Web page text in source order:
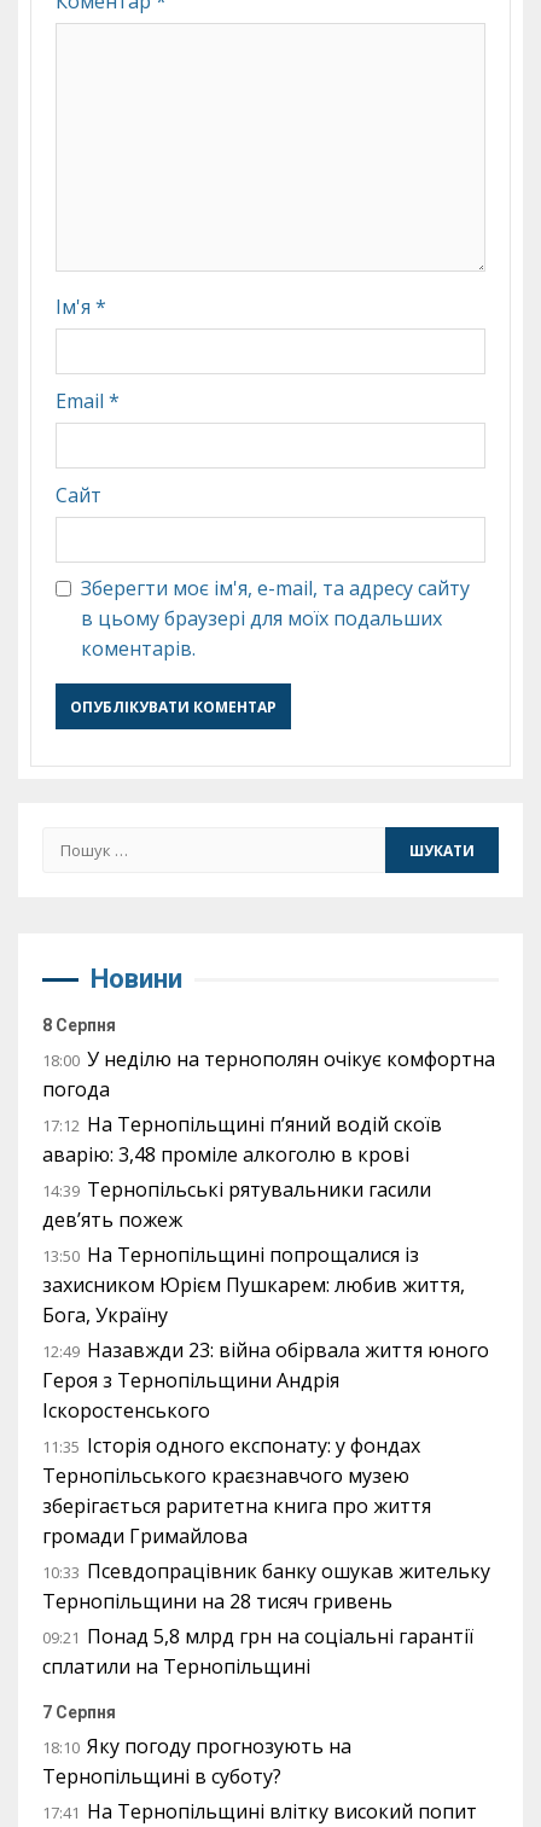
Ім'я *
Email *
Сайт
Зберегти моє ім'я, e-mail, та адресу сайту
в цьому браузері для моїх подальших
коментарів.
Пошук:
Новини
8 Серпня
18:00 У неділю на тернополян очікує комфортна
погода
17:12 На Тернопільщині п’яний водій скоїв
аварію: 3,48 проміле алкоголю в крові
14:39 Тернопільські рятувальники гасили
дев’ять пожеж
13:50 На Тернопільщині попрощалися із
захисником Юрієм Пушкарем: любив життя,
Бога, Україну
12:49 Назавжди 23: війна обірвала життя юного
Героя з Тернопільщини Андрія
Іскоростенського
11:35 Історія одного експонату: у фондах
Тернопільського краєзнавчого музею
зберігається раритетна книга про життя
громади Гримайлова
10:33 Псевдопрацівник банку ошукав жительку
Тернопільщини на 28 тисяч гривень
09:21 Понад 5,8 млрд грн на соціальні гарантії
сплатили на Тернопільщині
7 Серпня
18:10 Яку погоду прогнозують на
Тернопільщині в суботу?
17:41 На Тернопільщині влітку високий попит